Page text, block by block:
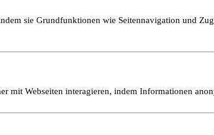
sie Grundfunktionen wie Seitennavigation und
mit Webseiten interagieren, indem Informationen